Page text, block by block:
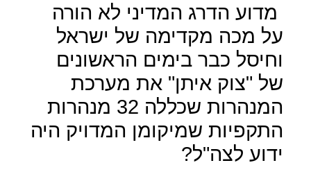
מדוע הדרג המדיני לא הורה
על מכה מקדימה של ישראל
וחיסל כבר בימים הראשונים
של "צוק איתן" את מערכת
המנהרות שכללה 32 מנהרות
התקפיות שמיקומן המדויק היה
ידוע לצה"ל?